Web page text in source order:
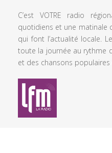
C’est VOTRE radio
quotidiens et une matinale
qui font l’actualité locale.
toute la journée au rythme
et des chansons populaires